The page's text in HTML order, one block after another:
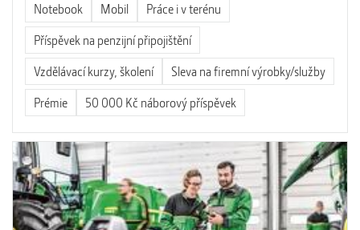
Notebook
Mobil
Práce i v terénu
Příspěvek na penzijní připojištění
Vzdělávací kurzy, školení
Sleva na firemní výrobky/služby
Prémie
50 000 Kč náborový příspěvek